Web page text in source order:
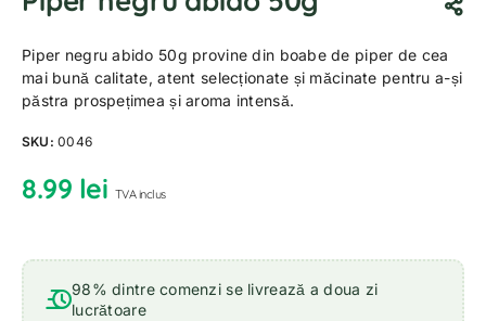
Piper negru abido 50g provine din boabe de piper de cea
mai bună calitate, atent selecționate și măcinate pentru a-și
păstra prospețimea și aroma intensă.
SKU:0046
8.99 lei TVA inclus
98% dintre comenzi se livrează a doua zi
lucrătoare